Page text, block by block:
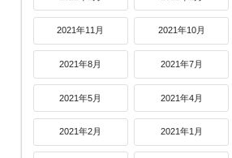
2021年11月 2021年10月
2021年8月 2021年7月
2021年5月 2021年4月
2021年2月 2021年1月